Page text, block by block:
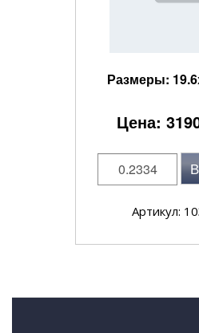
Размеры: 19.6
Цена:
Артикул: